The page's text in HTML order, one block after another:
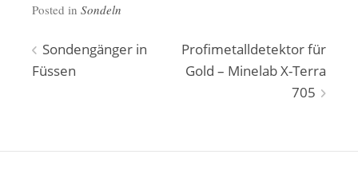
Posted in Sondeln
Beitragsnavigation
Sondengänger in
Füssen
Profimetalldetektor für
Gold – Minelab X-Terra
705